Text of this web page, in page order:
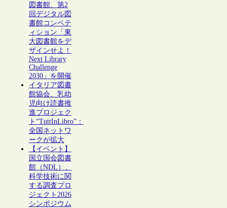
図書館、第2
回デジタル図
書館コンペテ
ィション「東
大図書館をデ
ザインせよ！
Next Library
Challenge
2030」を開催
イタリア図書
館協会、乳幼
児向け読書推
進プロジェク
ト“TuttInLibro”：
全国ネットワ
ークが拡大
【イベント】
国立国会図書
館（NDL）、
科学技術に関
する調査プロ
ジェクト2026
シンポジウム